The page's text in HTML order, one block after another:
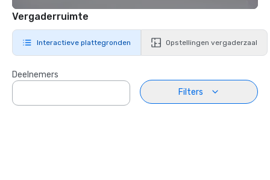
Vergaderruimte
Interactieve plattegronden Opstellingen vergaderzaal
Deelnemers
Filters